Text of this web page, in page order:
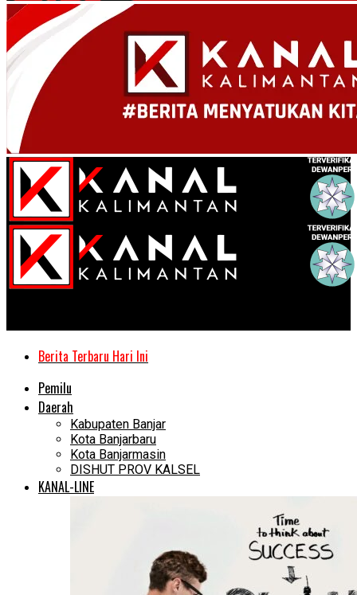
Berita Terbaru Hari Ini
Pemilu
Daerah
Kabupaten Banjar
Kota Banjarbaru
Kota Banjarmasin
DISHUT PROV KALSEL
KANAL-LINE